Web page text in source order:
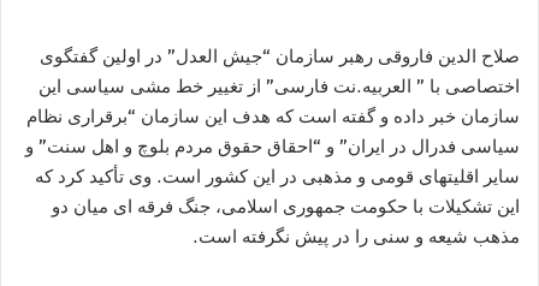
صلاح الدین فاروقی رهبر سازمان “جیش العدل” در اولین گفتگوى
اختصاصى با ” العربيه.نت فارسى” از تغيير خط مشى سياسى اين
سازمان خبر داده و گفته است كه هدف اين سازمان “برقرارى نظام
سياسى فدرال در ايران” و “احقاق حقوق مردم بلوچ و اهل سنت” و
ساير اقليتهاى قومى و مذهبى در اين کشور است. وى تأكيد كرد كه
این تشکیلات با حكومت جمهورى اسلامى، جنگ فرقه ای ميان دو
مذهب شيعه و سنى را در پیش نگرفته است.